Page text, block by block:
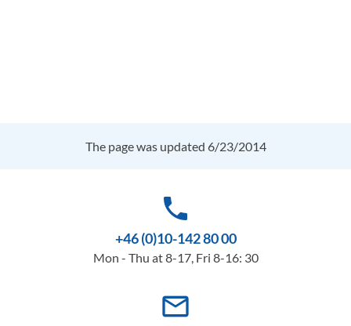
The page was updated 6/23/2014
phone
+46 (0)10-142 80 00
Mon - Thu at 8-17, Fri 8-16: 30
mail_outline